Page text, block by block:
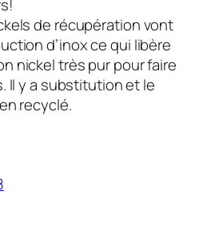
de récupération vont
d’inox ce qui libère
nickel très pur pour faire
Il y a substitution et le
recyclé.